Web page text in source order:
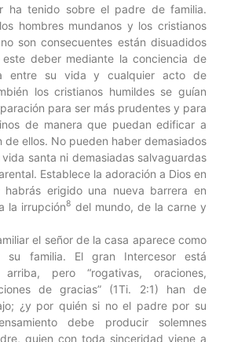
ha tenido sobre el padre de familia.
hombres mundanos y los cristianos
son consecuentes están disuadidos
deber mediante la conciencia de
entre su vida y cualquier acto de
los cristianos humildes se guían
para ser más prudentes y para
de manera que puedan edificar a
de ellos. No pueden haber demasiados
santa ni demasiadas salvaguardas
Establece la adoración a Dios en
erigido una nueva barrera en
la irrupción8 del mundo, de la carne y
el señor de la casa aparece como
su familia. El gran Intercesor está
arriba, pero “rogativas, oraciones,
de gracias” (1Ti. 2:1) han de
¿y por quién si no el padre por su
debe producir solemnes
quien con toda sinceridad viene a